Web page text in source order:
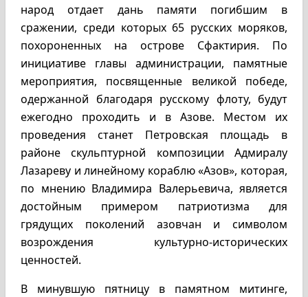
народ отдает дань памяти погибшим в
сражении, среди которых 65 русских моряков,
похороненных на острове Сфактирия. По
инициативе главы администрации, памятные
мероприятия, посвященные великой победе,
одержанной благодаря русскому флоту, будут
ежегодно проходить и в Азове. Местом их
проведения станет Петровская площадь в
районе скульптурной композиции Адмиралу
Лазареву и линейному кораблю «Азов», которая,
по мнению Владимира Валерьевича, является
достойным примером патриотизма для
грядущих поколений азовчан и символом
возрождения культурно-исторических
ценностей.
В минувшую пятницу в памятном митинге,